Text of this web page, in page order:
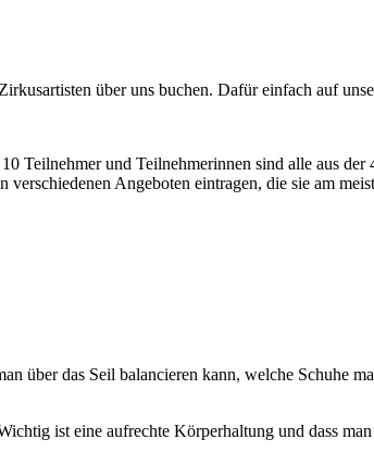
über uns buchen. Dafür einfach auf
Teilnehmer und Teilnehmerinnen sind alle aus
Angeboten eintragen, die sie am
über das Seil balancieren kann, welche Schuhe
ist eine aufrechte Körperhaltung und dass